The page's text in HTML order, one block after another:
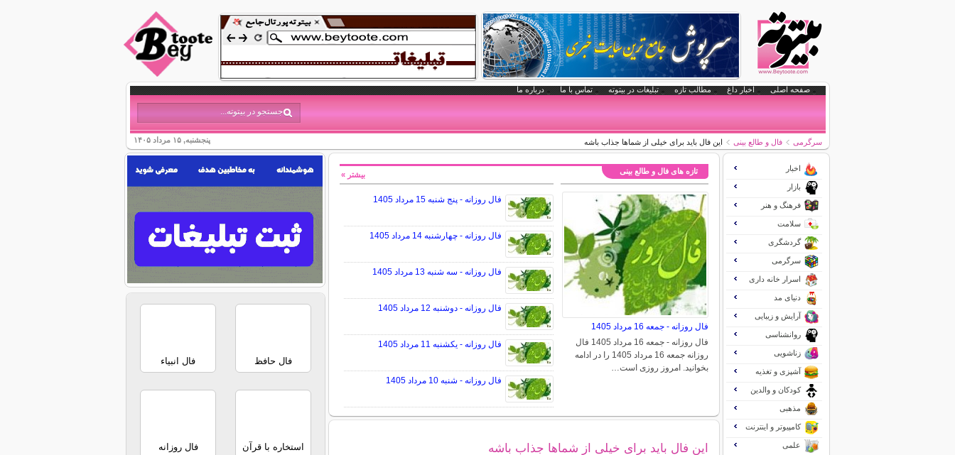
صفحه اصلی اخبار داغ مطالب تازه تبلیغات در بیتوته تماس با ما درباره ما
پنجشنبه, ۱۵ مرداد ۱۴۰۵ سرگرمی فال و طالع بینی این فال باید برای خیلی از شماها جذاب باشه
تازه های فال و طالع بینی
فال روزانه - جمعه 16 مرداد 1405
فال روزانه - جمعه 16 مرداد 1405 فال
روزانه جمعه 16 مرداد 1405 را در ادامه
بخوانید. امروز روزی است…
فال روزانه - پنج شنبه 15 مرداد 1405
فال روزانه - چهارشنبه 14 مرداد 1405
فال روزانه - سه شنبه 13 مرداد 1405
فال روزانه - دوشنبه 12 مرداد 1405
فال روزانه - یکشنبه 11 مرداد 1405
فال روزانه - شنبه 10 مرداد 1405
بیشتر »
این فال باید برای خیلی از شماها جذاب باشه
اخبار
بازار
فرهنگ و هنر
سلامت
گردشگری
سرگرمی
اسرار خانه داری
دنیای مد
آرایش و زیبایی
روانشناسی
زناشویی
آشپزی و تغذیه
کودکان و والدین
مذهبی
کامپیوتر و اینترنت
علمی
فال حافظ فال انبیاء
استخاره با قرآن فال روزانه